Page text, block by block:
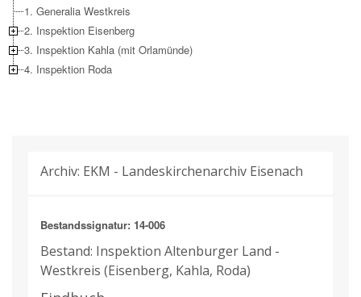
1. Generalia Westkreis
2. Inspektion Eisenberg
3. Inspektion Kahla (mit Orlamünde)
4. Inspektion Roda
Archiv: EKM - Landeskirchenarchiv Eisenach
Bestandssignatur: 14-006
Bestand: Inspektion Altenburger Land -
Westkreis (Eisenberg, Kahla, Roda)